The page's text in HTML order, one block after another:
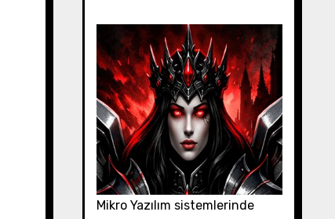
Mikro Yazılım sistemlerinde